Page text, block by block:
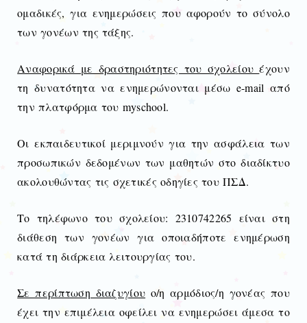
ομαδικές, για ενημερώσεις που αφορούν το σύνολο
των γονέων της τάξης.
Αναφορικά με δραστηριότητες του σχολείουέχουν
τη δυνατότητα να ενημερώνονται μέσω e-mail από
την πλατφόρμα του myschool.
Οι εκπαιδευτικοί μεριμνούν για την ασφάλεια των
προσωπικών δεδομένων των μαθητών στο διαδίκτυο
ακολουθώντας τις σχετικές οδηγίες του ΠΣΔ.
Το τηλέφωνο του σχολείου: 2310742265 είναι στη
διάθεση των γονέων για οποιαδήποτε ενημέρωση
κατά τη διάρκεια λειτουργίας του.
Σε περίπτωση διαζυγίου ο/η αρμόδιος/η γονέας που
έχει την επιμέλεια οφείλει να ενημερώσει άμεσα το